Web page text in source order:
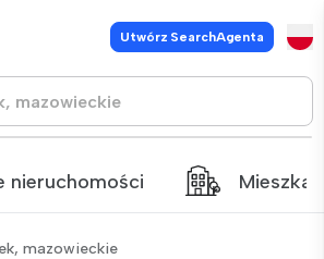
Utwórz SearchAgenta
nieruchomości
mazowieckie